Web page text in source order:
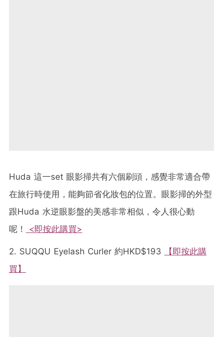
Huda 這一set 眼影掃共有六個刷頭，感覺非常適合帶
在旅行時使用，能夠節省化妝包的位置。眼影掃的外型
跟Huda 水逆眼影盤的美感非常相似，令人很心動
呢！
<即按此購買>
2. SUQQU Eyelash Curler 約HKD$193
【即按此購
買】